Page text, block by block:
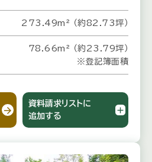
273.49m² （約82.73坪）
78.66m² （約23.79坪）
※登記簿面積
資料請求リストに
追加する